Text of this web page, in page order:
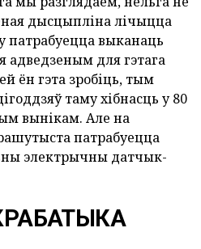
дысцыпліна лічыцца
патрабуецца выканаць
адведзеным для гэтага
ён гэта зробіць, тым
таму хібнасць у 80
вынікам. Але на
патрабуецца
электрычны датчык-